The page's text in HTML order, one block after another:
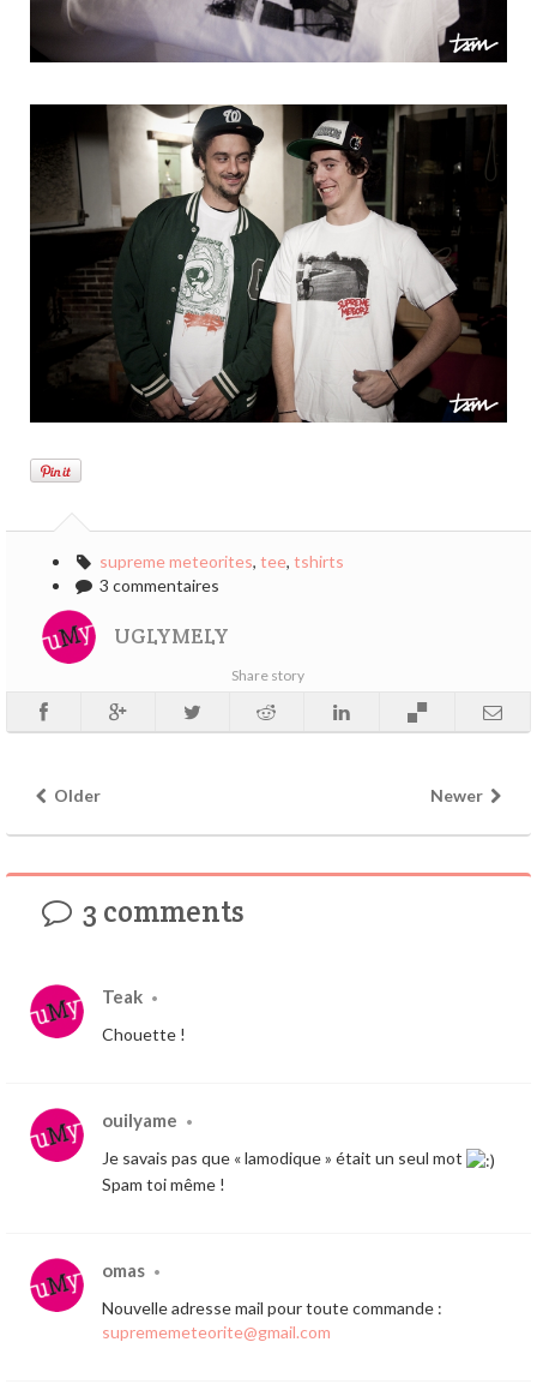
supreme meteorites, tee, tshirts
3 commentaires
UGLYMELY
Share story
Older Newer
3 comments
Teak •
Chouette !
ouilyame •
Je savais pas que « lamodique » était un seul mot
Spam toi même !
omas •
Nouvelle adresse mail pour toute commande :
suprememeteorite@gmail.com